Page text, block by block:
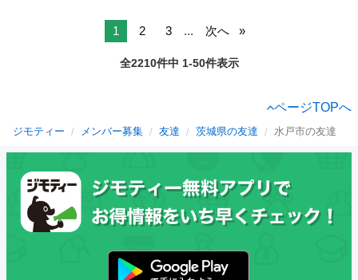
1 2 3 ... 次へ
全2210件中 1-50件表示
ページTOPへ
ジモティー メンバー募集 友達 茨城県の友達 水戸市の友達